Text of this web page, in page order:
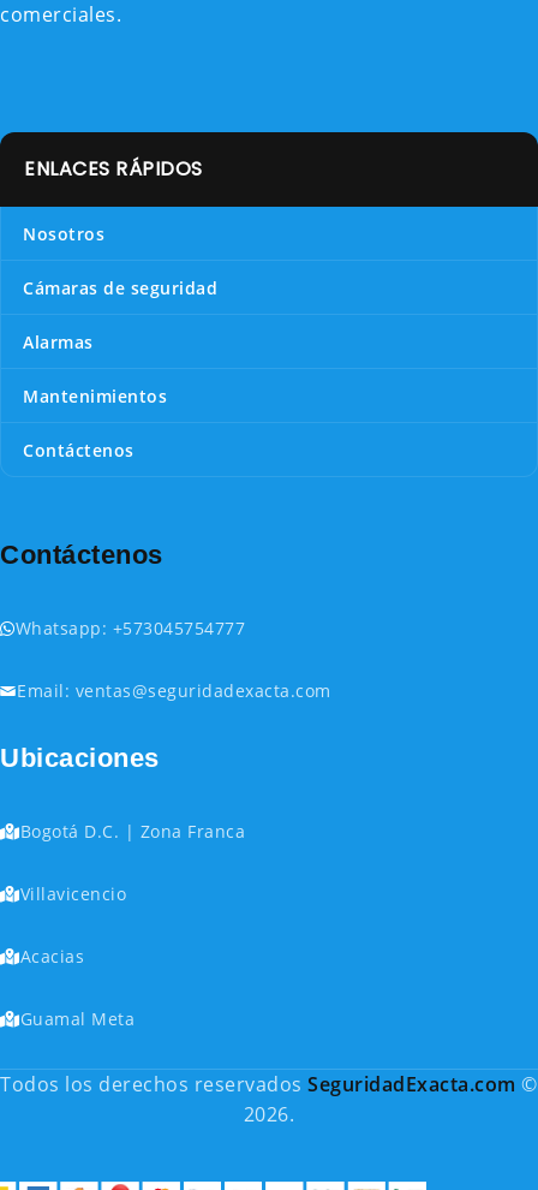
comerciales.
ENLACES RÁPIDOS
Nosotros
Cámaras de seguridad
Alarmas
Mantenimientos
Contáctenos
Contáctenos
Whatsapp: +573045754777
Email: ventas@seguridadexacta.com
Ubicaciones
Bogotá D.C. | Zona Franca
Villavicencio
Acacias
Guamal Meta
Todos los derechos reservadosSeguridadExacta.com ©
2026.